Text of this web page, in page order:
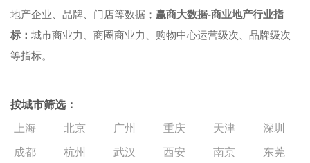
地产企业、品牌、门店等数据； 赢商大数据-商业地产行业指
标： 城市商业力、商圈商业力、购物中心运营级次、品牌级次
等指标。
按城市筛选：
上海
北京 广州 重庆 天津 深圳
成都 杭州 武汉 西安 南京 东莞